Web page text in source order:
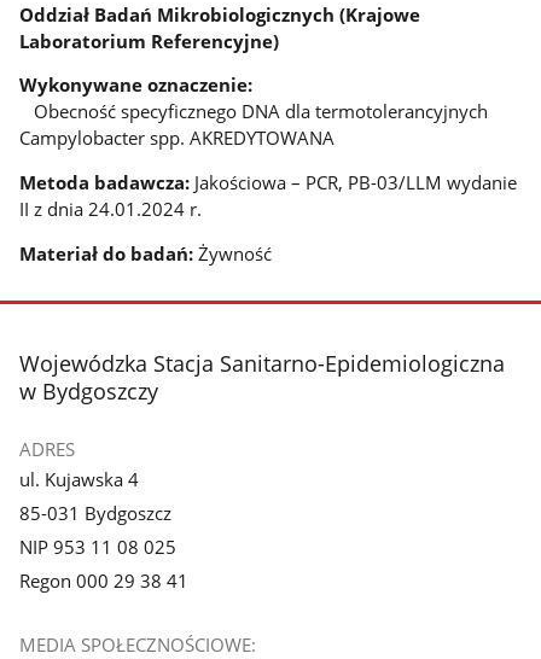
Oddział Badań Mikrobiologicznych (Krajowe
Laboratorium Referencyjne)
Wykonywane oznaczenie:
Obecność specyficznego DNA dla termotolerancyjnych
Campylobacter spp. AKREDYTOWANA
Metoda badawcza: Jakościowa – PCR, PB-03/LLM wydanie
II z dnia 24.01.2024 r.
Materiał do badań: Żywność
stopka
Wojewódzka Stacja Sanitarno-Epidemiologiczna
w Bydgoszczy
ADRES
ul. Kujawska 4
85-031 Bydgoszcz
NIP 953 11 08 025
Regon 000 29 38 41
MEDIA SPOŁECZNOŚCIOWE: